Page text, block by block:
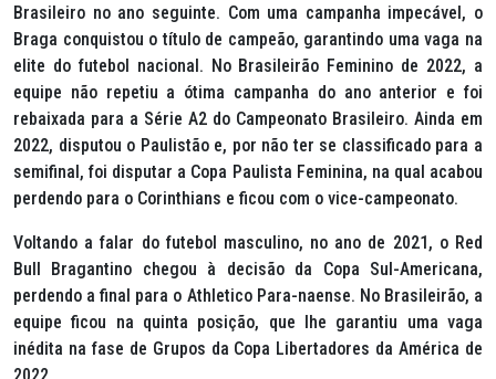
Brasileiro no ano seguinte. Com uma campanha impecável, o
Braga conquistou o título de campeão, garantindo uma vaga na
elite do futebol nacional. No Brasileirão Feminino de 2022, a
equipe não repetiu a ótima campanha do ano anterior e foi
rebaixada para a Série A2 do Campeonato Brasileiro. Ainda em
2022, disputou o Paulistão e, por não ter se classificado para a
semifinal, foi disputar a Copa Paulista Feminina, na qual acabou
perdendo para o Corinthians e ficou com o vice-campeonato.
Voltando a falar do futebol masculino, no ano de 2021, o Red
Bull Bragantino chegou à decisão da Copa Sul-Americana,
perdendo a final para o Athletico Para-naense. No Brasileirão, a
equipe ficou na quinta posição, que lhe garantiu uma vaga
inédita na fase de Grupos da Copa Libertadores da América de